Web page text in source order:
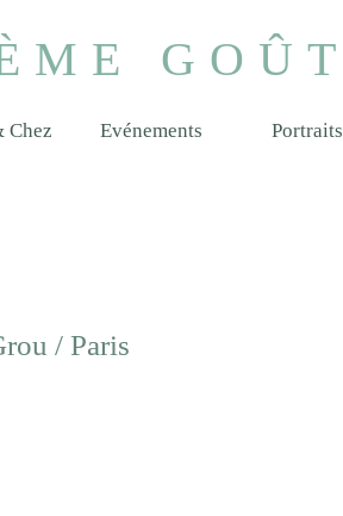
GOÛT
Chez Evénements Portraits
/ Paris